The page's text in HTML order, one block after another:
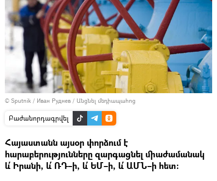
© Sputnik / Иван Руднев / Անցնել մեդիապահոց
Բաժանորդագրվել
Հայաստանն այսօր փորձում է
հարաբերությունները զարգացնել միաժամանակ
և՛ Իրանի, և՛ ՌԴ–ի, և՛ ԵՄ–ի, և՛ ԱՄՆ–ի հետ։